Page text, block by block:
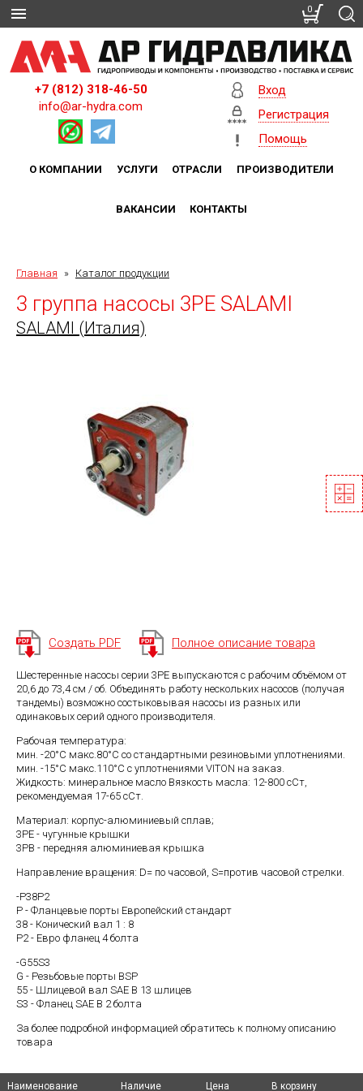
+7 (812) 318-46-50
info@ar-hydra.com
Вход
Регистрация
Помощь
О КОМПАНИИ УСЛУГИ ОТРАСЛИ ПРОИЗВОДИТЕЛИ
ВАКАНСИИ КОНТАКТЫ
Главная » Каталог продукции
3 группа насосы 3PE SALAMI
SALAMI (Италия)
Создать PDF Полное описание товара
Шестеренные насосы серии 3PE выпускаются с рабочим объёмом от
20,6 до 73,4 см / об. Объединять работу нескольких насосов (получая
тандемы) возможно состыковывая насосы из разных или
одинаковых серий одного производителя.
Рабочая температура:
мин. -20°C макс.80°C со стандартными резиновыми уплотнениями.
мин. -15°C макс.110°C с уплотнениями VITON на заказ.
Жидкость: минеральное масло Вязкость масла: 12-800 cСт,
рекомендуемая 17-65 cСт.
Материал: корпус-алюминиевый сплав;
3PE - чугунные крышки
3PB - передняя алюминиевая крышка
Направление вращения: D= по часовой, S=против часовой стрелки.
-P38P2
P - Фланцевые порты Европейский стандарт
38 - Конический вал 1 : 8
P2 - Евро фланец 4 болта
-G55S3
G - Резьбовые порты BSP
55 - Шлицевой вал SAE B 13 шлицев
S3 - Фланец SAE B 2 болта
За более подробной информацией обратитесь к полному описанию
товара
Наименование Наличие Цена В корзину
Наименование
Наименование
Наименование Наличие Цена В корзину
0